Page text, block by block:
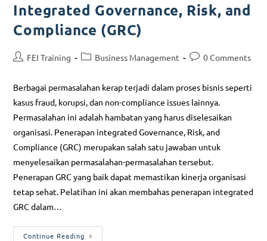
Integrated Governance, Risk, and
Compliance (GRC)
FEI Training Business Management 0 Comments
Berbagai permasalahan kerap terjadi dalam proses bisnis seperti
kasus fraud, korupsi, dan non-compliance issues lainnya.
Permasalahan ini adalah hambatan yang harus diselesaikan
organisasi. Penerapan integrated Governance, Risk, and
Compliance (GRC) merupakan salah satu jawaban untuk
menyelesaikan permasalahan-permasalahan tersebut.
Penerapan GRC yang baik dapat memastikan kinerja organisasi
tetap sehat. Pelatihan ini akan membahas penerapan integrated
GRC dalam…
Continue Reading